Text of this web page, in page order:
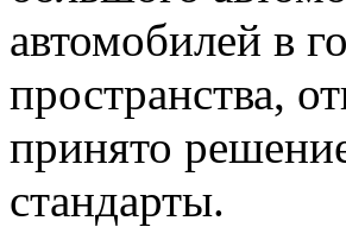
автомобилей в
пространства,
принято
стандарты.